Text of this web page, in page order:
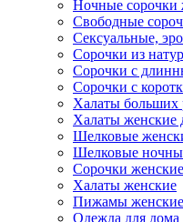
Ночные сорочки
Свободные
Сексуальные,
Сорочки из
Сорочки с
Сорочки с
Халаты больших
Халаты женские
Шелковые
Шелковые
Сорочки женские
Халаты женские
Пижамы женские
Одежда для дома